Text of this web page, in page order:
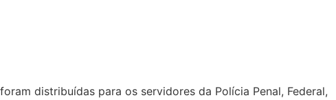
distribuídas para os servidores da Polícia Penal, Federal,